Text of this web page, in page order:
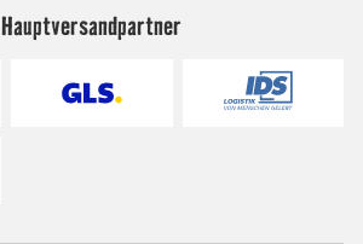
Hauptversandpartner